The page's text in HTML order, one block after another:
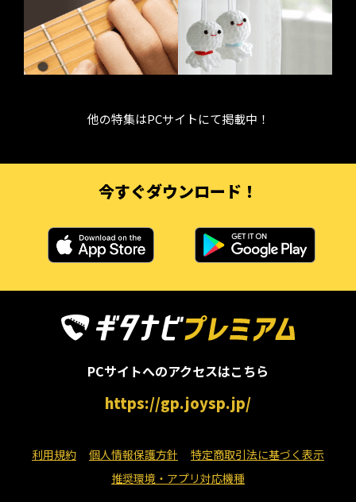
他の特集はPCサイトにて掲載中！
今すぐダウンロード！
PCサイトへのアクセスはこちら
https://gp.joysp.jp/
利用規約 個人情報保護方針
特定商取引法に基づく表示
推奨環境・アプリ対応機種